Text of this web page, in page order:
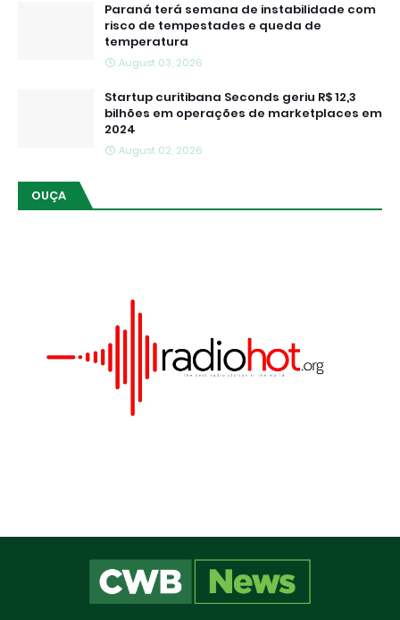
Paraná terá semana de instabilidade com
risco de tempestades e queda de
temperatura
August 03, 2026
Startup curitibana Seconds geriu R$ 12,3
bilhões em operações de marketplaces em
2024
August 02, 2026
OUÇA
Este site utiliza cookies para melhorar sua
experiência e fornecer serviços personalizados. Ao